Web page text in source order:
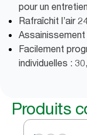
pour un
Rafraîchit l’air
Assainissement
Facilement
individuelles :
Produits